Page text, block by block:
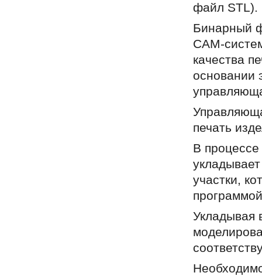
файл STL).
Бинарный
CAM-
качества
основании
печать
В
участки,
Укладывая